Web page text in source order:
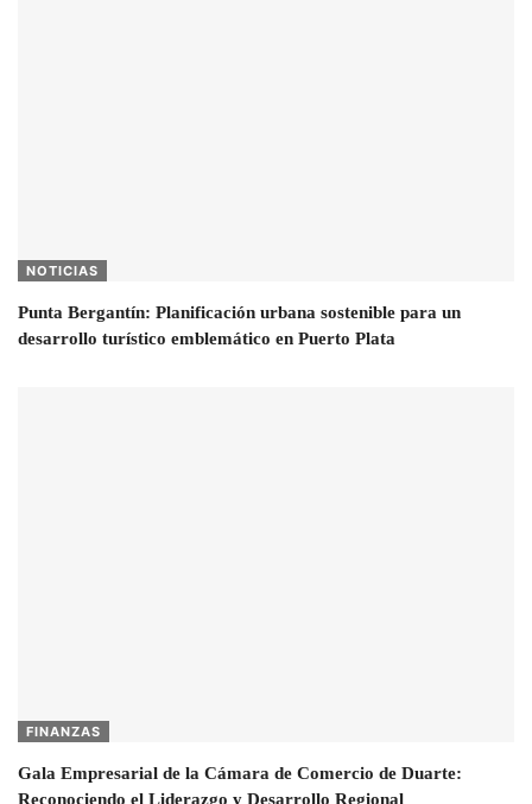
NOTICIAS
Punta Bergantín: Planificación urbana sostenible para un
desarrollo turístico emblemático en Puerto Plata
FINANZAS
Gala Empresarial de la Cámara de Comercio de Duarte:
Reconociendo el Liderazgo y Desarrollo Regional